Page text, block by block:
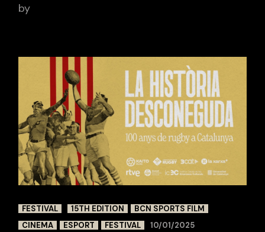
by
FESTIVAL 15TH EDITION
BCN SPORTS FILM
CINEMA
ESPORT FESTIVAL 10/01/2025